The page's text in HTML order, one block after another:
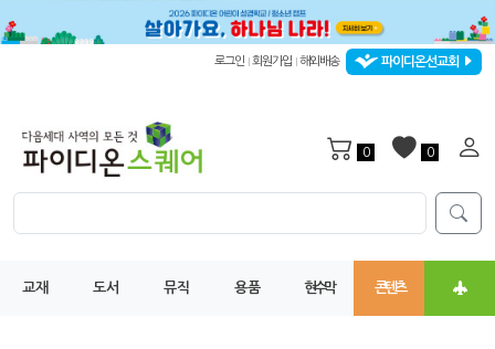
로그인 회원가입 해외배송 파이디온선교회
0 0
교재 도서 뮤직 용품 현수막 콘텐츠